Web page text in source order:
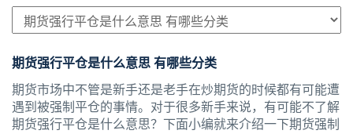
期货强行平仓是什么意思 有哪些分类
期货市场中不管是新手还是老手在炒期货的时候都有可能遭
遇到被强制平仓的事情。对于很多新手来说，有可能不了解
期货强行平仓是什么意思？下面小编就来介绍一下期货强制